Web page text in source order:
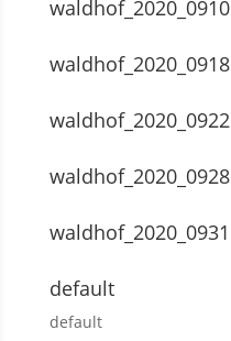
waldhof_2020_0910
waldhof_2020_0918
waldhof_2020_0922
waldhof_2020_0928
waldhof_2020_0931
default
default